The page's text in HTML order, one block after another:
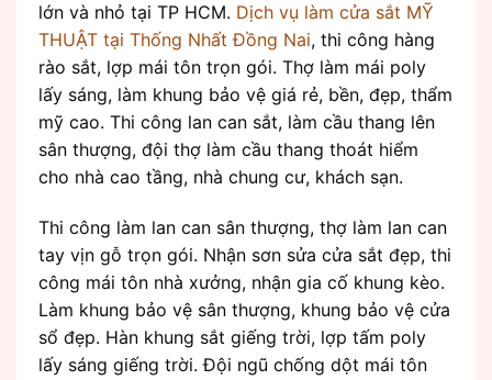
lớn và nhỏ tại TP HCM. Dịch vụ làm cửa sắt MỸ
THUẬT tại Thống Nhất Đồng Nai, thi công hàng
rào sắt, lợp mái tôn trọn gói. Thợ làm mái poly
lấy sáng, làm khung bảo vệ giá rẻ, bền, đẹp, thẩm
mỹ cao. Thi công lan can sắt, làm cầu thang lên
sân thượng, đội thợ làm cầu thang thoát hiểm
cho nhà cao tầng, nhà chung cư, khách sạn.
Thi công làm lan can sân thượng, thợ làm lan can
tay vịn gỗ trọn gói. Nhận sơn sửa cửa sắt đẹp, thi
công mái tôn nhà xưởng, nhận gia cố khung kèo.
Làm khung bảo vệ sân thượng, khung bảo vệ cửa
sổ đẹp. Hàn khung sắt giếng trời, lợp tấm poly
lấy sáng giếng trời. Đội ngũ chống dột mái tôn